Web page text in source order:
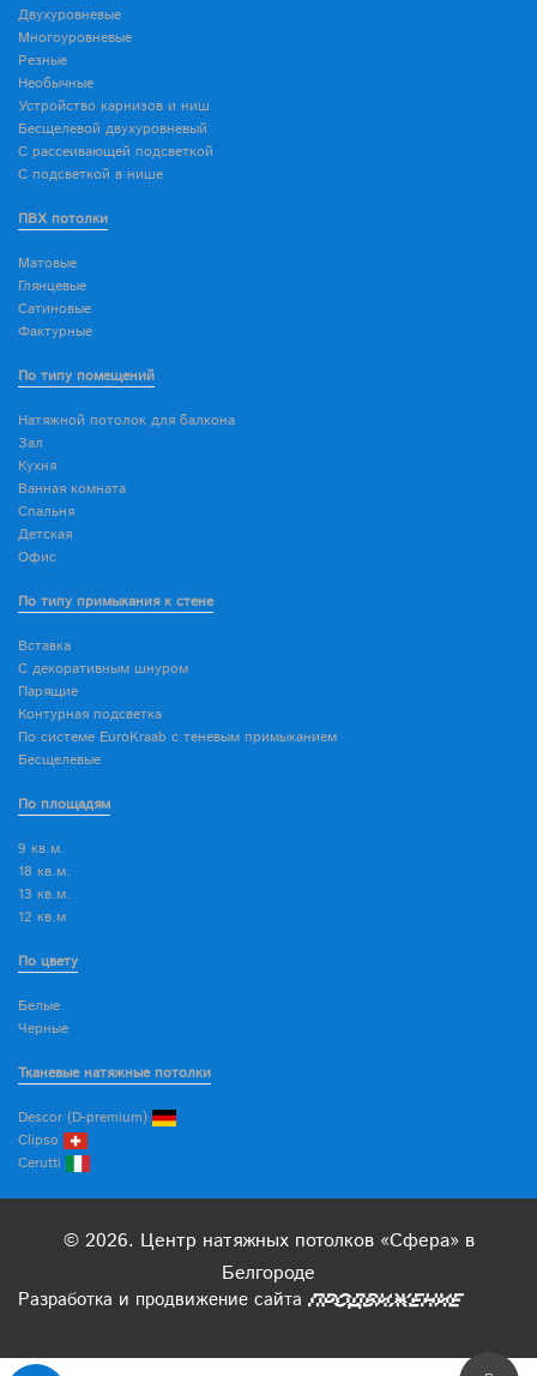
Двухуровневые
Многоуровневые
Резные
Необычные
Устройство карнизов и ниш
Бесщелевой двухуровневый
С рассеивающей подсветкой
С подсветкой в нише
ПВХ потолки
Матовые
Глянцевые
Сатиновые
Фактурные
По типу помещений
Натяжной потолок для балкона
Зал
Кухня
Ванная комната
Спальня
Детская
Офис
По типу примыкания к стене
Вставка
С декоративным шнуром
Парящие
Контурная подсветка
По системе EuroKraab с теневым примыканием
Бесщелевые
По площадям
9 кв.м.
18 кв.м.
13 кв.м.
12 кв.м
По цвету
Белые
Черные
Тканевые натяжные потолки
Descor (D-premium)
Clipso
Cerutti
© 2026. Центр натяжных потолков «Сфера» в
Белгороде
Разработка и продвижение сайта